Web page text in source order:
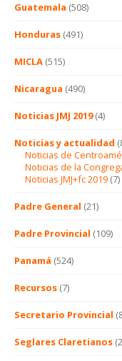
Guatemala (508)
Honduras (491)
MICLA (515)
Nicaragua (490)
Noticias JMJ 2019(4)
Noticias y actualidad
Noticias de
Noticias de la
Noticias JMJ+fc 2019 (7)
Padre General (21)
Padre Provincial (109)
Panamá (524)
Recursos (7)
Secretario Provincial
Seglares Claretianos